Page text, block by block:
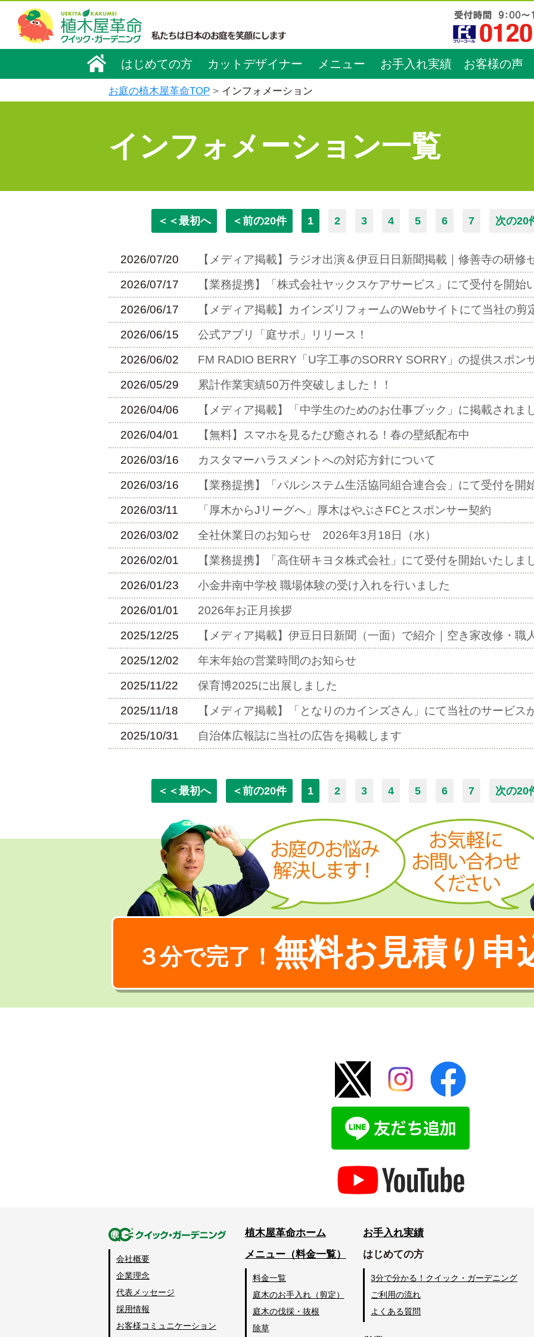
はじめての方 カットデザイナー メニュー お手入れ実績 お客様の声
お庭の植木屋革命TOP インフォメーション
インフォメーション一覧
＜＜最初へ ＜前の20件 1 2 3 4 5 6 7 次の20
2026/07/20
【メディア掲載】ラジオ出演＆伊豆日日新聞掲載｜修善寺の研修
2026/07/17
【業務提携】「株式会社ヤックスケアサービス」にて受付を開始
2026/06/17
【メディア掲載】カインズリフォームのWebサイトにて当社の剪
2026/06/15
公式アプリ「庭サポ」リリース！
2026/06/02
FM RADIO BERRY「U字工事のSORRY SORRY」の提供スポン
2026/05/29
累計作業実績50万件突破しました！！
2026/04/06
【メディア掲載】「中学生のためのお仕事ブック」に掲載されま
2026/04/01
【無料】スマホを見るたび癒される！春の壁紙配布中
2026/03/16
カスタマーハラスメントへの対応方針について
2026/03/16
【業務提携】「パルシステム生活協同組合連合会」にて受付を開
2026/03/11
「厚木からJリーグへ」厚木はやぶさFCとスポンサー契約
2026/03/02
全社休業日のお知らせ 2026年3月18日（水）
2026/02/01
【業務提携】「高住研キヨタ株式会社」にて受付を開始いたしま
2026/01/23
小金井南中学校 職場体験の受け入れを行いました
2026/01/01
2026年お正月挨拶
2025/12/25
【メディア掲載】伊豆日日新聞（一面）で紹介｜空き家改修・職
2025/12/02
年末年始の営業時間のお知らせ
2025/11/22
保育博2025に出展しました
2025/11/18
【メディア掲載】「となりのカインズさん」にて当社のサービス
2025/10/31
自治体広報誌に当社の広告を掲載します
＜＜最初へ ＜前の20件 1 2 3 4 5 6 7 次の20
３分で完了！ 無料お見積り申
会社概要
企業理念
代表メッセージ
採用情報
お客様コミュニケーション
植木屋革命ホーム
メニュー（料金一覧）
料金一覧
庭木のお手入れ（剪定）
庭木の伐採・抜根
除草
お手入れ実績
はじめての方
3分で分かる！クイック・ガーデニング
ご利用の流れ
よくある質問